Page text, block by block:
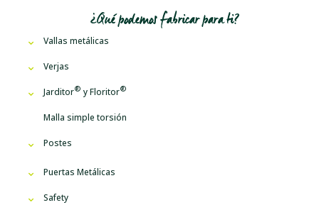
¿Qué podemos fabricar para ti?
Vallas metálicas
Verjas
Jarditor yFloritor
Malla simple torsión
Postes
Puertas Metálicas
Safety